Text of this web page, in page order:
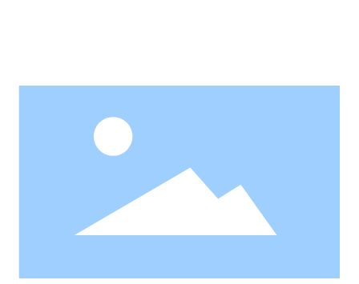
了解更多